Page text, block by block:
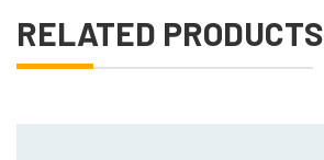
RELATED PRODUCTS